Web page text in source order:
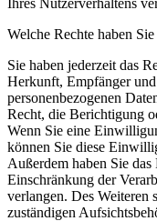
Welche Rechte haben
Sie haben jederzeit das
Herkunft, Empfänger
personenbezogenen
Recht, die Berichtigung
Wenn Sie eine
können Sie diese
Außerdem haben Sie
Einschränkung der
verlangen. Des Weiteren
zuständigen